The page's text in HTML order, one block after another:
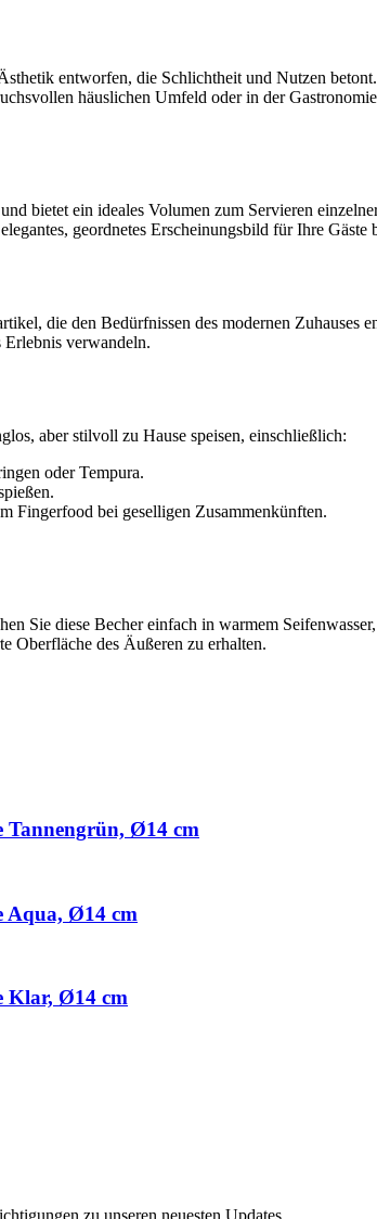
entworfen, die Schlichtheit und Nutzen
häuslichen Umfeld oder in der
bietet ein ideales Volumen zum Servieren
geordnetes Erscheinungsbild für Ihre Gäste
die den Bedürfnissen des modernen
Erlebnis verwandeln.
aber stilvoll zu Hause speisen, einschließlich:
oder Tempura.
Fingerfood bei geselligen Zusammenkünften.
Sie diese Becher einfach in warmem
Oberfläche des Äußeren zu erhalten.
Tannengrün, Ø14 cm
Aqua, Ø14 cm
Klar, Ø14 cm
zu unseren neuesten Updates